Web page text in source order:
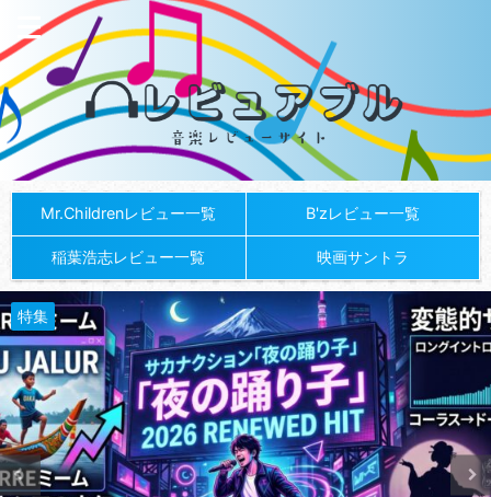
Mr.Childrenレビュー一覧 B'zレビュー一覧
稲葉浩志レビュー一覧 映画サントラ
特集